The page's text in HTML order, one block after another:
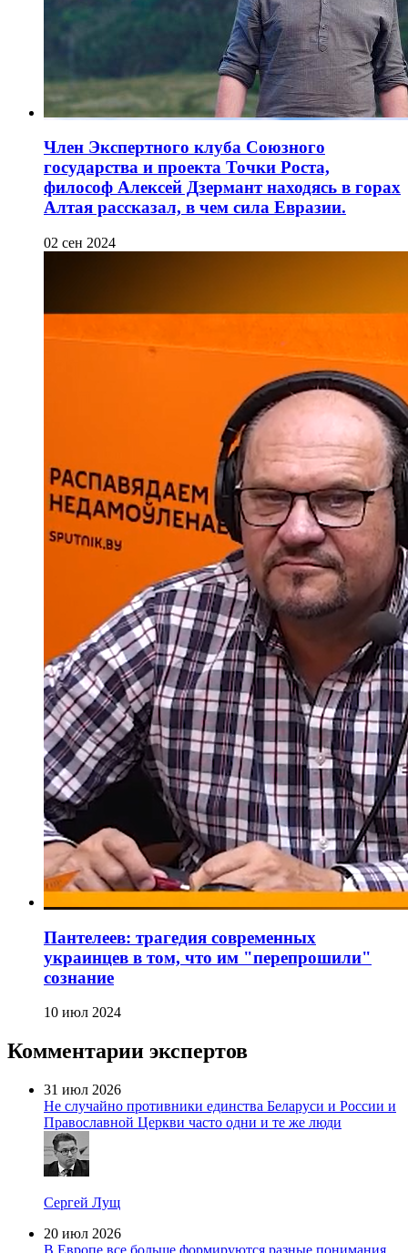
Член Экспертного клуба Союзного
государства и проекта Точки Роста,
философ Алексей Дзермант находясь в горах
Алтая рассказал, в чем сила Евразии.
02 сен 2024
Пантелеев: трагедия современных
украинцев в том, что им "перепрошили"
сознание
10 июл 2024
Комментарии экспертов
31 июл 2026
Не случайно противники единства Беларуси и России и
Православной Церкви часто одни и те же люди
Сергей Лущ
20 июл 2026